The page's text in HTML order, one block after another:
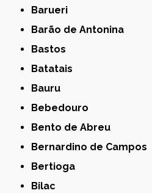
Barueri
Barão de Antonina
Bastos
Batatais
Bauru
Bebedouro
Bento de Abreu
Bernardino de Campos
Bertioga
Bilac